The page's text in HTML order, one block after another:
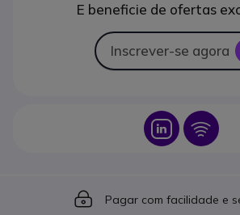
E beneficie de ofertas
Inscrever-se agora
Icon Icon
Icon
Pagar com facilidade e